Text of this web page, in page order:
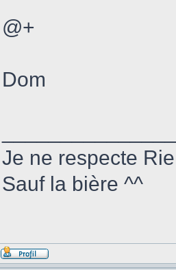
@+
Dom
Je ne respecte
Sauf la bière ^^